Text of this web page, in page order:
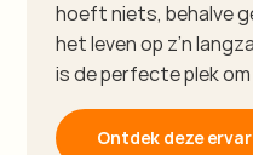
hoeft niets, behalve
het leven op z’n
is de perfecte plek
Ontdek deze